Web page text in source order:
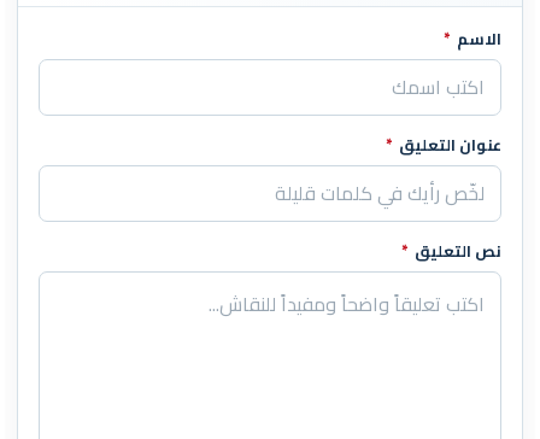
اترك هذا الحقل فارغاً
الاسم *
عنوان التعليق *
نص التعليق *